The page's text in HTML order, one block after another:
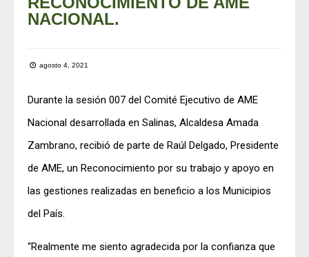
NACIONAL.
agosto 4, 2021
Durante la sesión 007 del Comité Ejecutivo de AME
Nacional desarrollada en Salinas, Alcaldesa Amada
Zambrano, recibió de parte de Raúl Delgado, Presidente
de AME, un Reconocimiento por su trabajo y apoyo en
las gestiones realizadas en beneficio a los Municipios
del País.
“Realmente me siento agradecida por la confianza que